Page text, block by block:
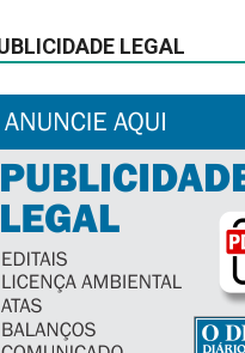
LEGAL